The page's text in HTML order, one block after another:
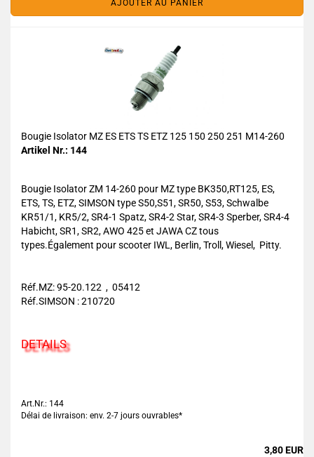
AJOUTER AU PANIER
Bougie Isolator MZ ES ETS TS ETZ 125 150 250 251 M14-260
Artikel Nr.: 144
Bougie Isolator ZM 14-260 pour MZ type BK350,RT125, ES,
ETS, TS, ETZ, SIMSON type S50,S51, SR50, S53, Schwalbe
KR51/1, KR5/2, SR4-1 Spatz, SR4-2 Star, SR4-3 Sperber, SR4-4
Habicht, SR1, SR2, AWO 425 et JAWA CZ tous
types.Également pour scooter IWL, Berlin, Troll, Wiesel, Pitty.
Réf.MZ: 95-20.122 , 05412
Réf.SIMSON : 210720
DETAILS
Art.Nr.: 144
Délai de livraison: env. 2-7 jours ouvrables*
3,80 EUR